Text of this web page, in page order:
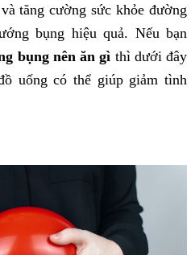
tăng cường sức khỏe đường
bụng hiệu quả. Nếu bạn
bụng nên ăn gì thì dưới đây
uống có thể giúp giảm tình